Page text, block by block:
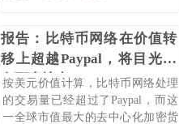
报告：比特币网络在价值转
移上超越Paypal，将目光投
向万事达卡
按美元价值计算，比特币网络处理
的交易量已经超过了Paypal，而这
一全球市值最大的去中心化加密货